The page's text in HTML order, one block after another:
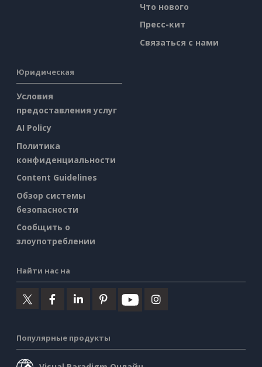
Что нового
Пресс-кит
Связаться с нами
Юридическая
Условия
предоставления услуг
AI Policy
Политика
конфиденциальности
Content Guidelines
Обзор системы
безопасности
Сообщить о
злоупотреблении
Найти нас на
Популярные продукты